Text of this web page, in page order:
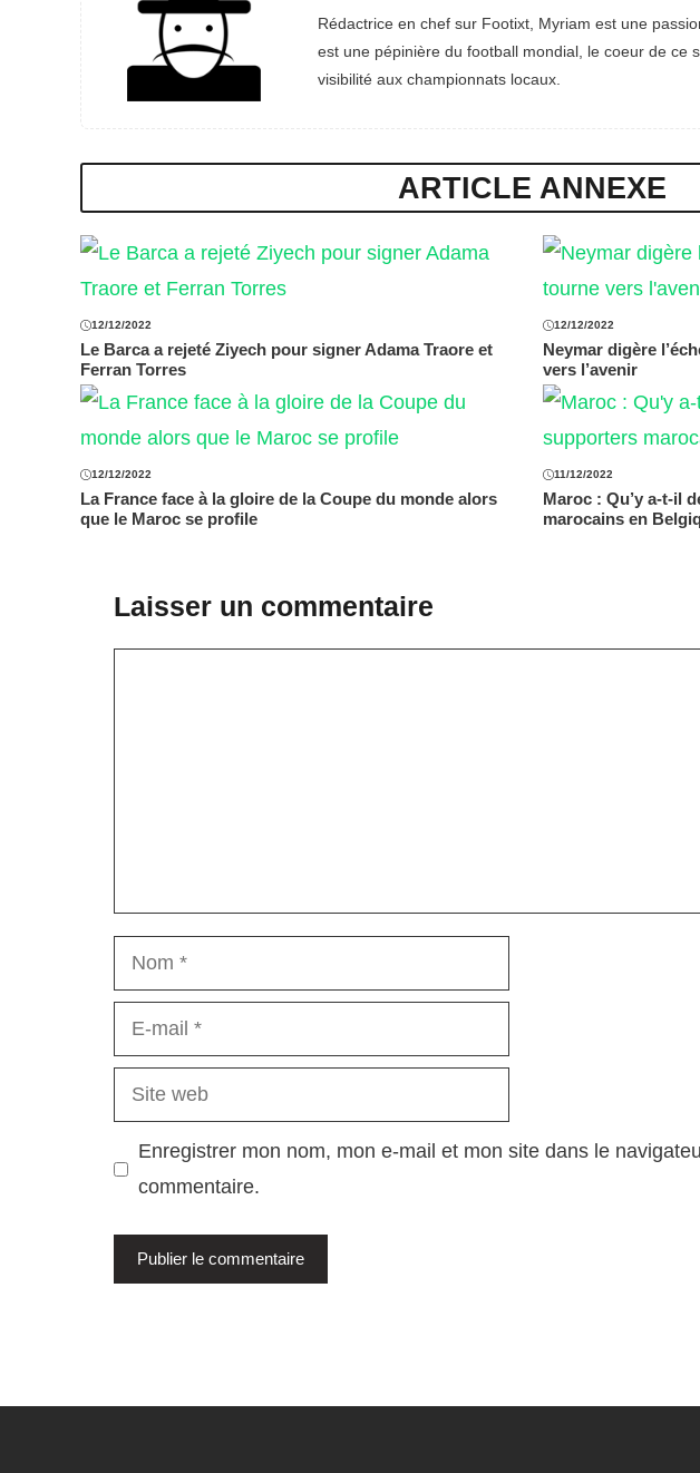
Rédactrice en chef sur Footixt, Myriam est une
est une pépinière du football mondial, le coeur de ce
visibilité aux championnats locaux.
ARTICLE ANNEXE
12/12/2022
Le Barca a rejeté Ziyech pour signer Adama Traore et
Ferran Torres
12/12/2022
Neymar digère
vers l’avenir
12/12/2022
La France face à la gloire de la Coupe du monde alors
que le Maroc se profile
11/12/2022
Maroc : Qu’y a-t-il
marocains en
Laisser un commentaire
Nom
mail
Site
web
Enregistrer mon nom, mon e-mail et mon site dans le
commentaire.